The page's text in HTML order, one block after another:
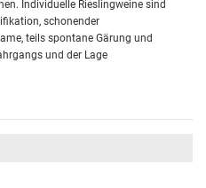
Individuelle Rieslingweine sind
schonender
teils spontane Gärung und
und der Lage